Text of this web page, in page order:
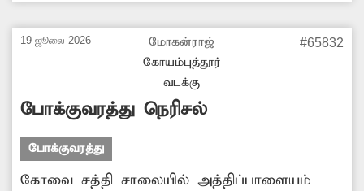
பெண்கள், முதியவர்கள் பல்வேறு சிரமங்களை
சந்திக்கின்றனர். எனவே அங்கு நிழற்குடை வசதி
ஏற்படுத்தி தர சம்பந்தப்பட்ட துறை அதிகாரிகள்
உரிய நடவடிக்கை எடுக்க வேண்டும்.
19 ஜூலை 2026
மோகன்ராஜ்
கோயம்புத்தூர்
வடக்கு
#65832
போக்குவரத்து நெரிசல்
போக்குவரத்து
கோவை சத்தி சாலையில் அத்திப்பாளையம்